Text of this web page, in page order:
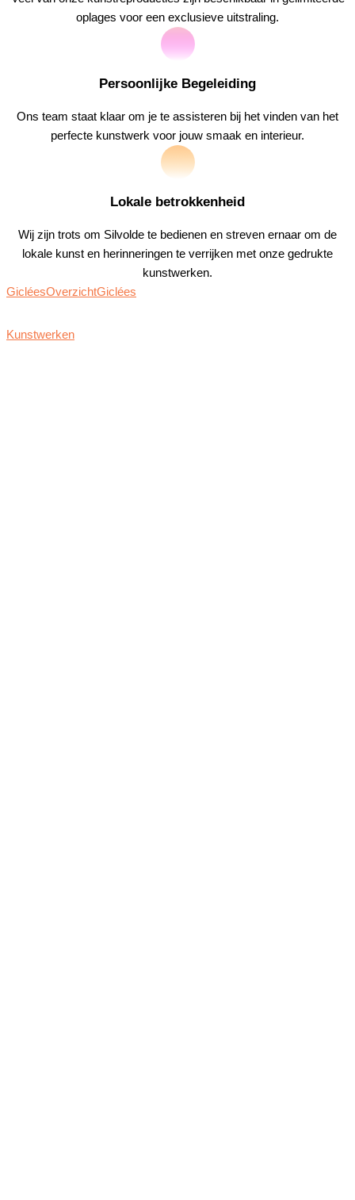
oplages voor een exclusieve uitstraling.
Persoonlijke Begeleiding
Ons team staat klaar om je te assisteren bij het vinden van het
perfecte kunstwerk voor jouw smaak en interieur.
Lokale betrokkenheid
Wij zijn trots om Silvolde te bedienen en streven ernaar om de
lokale kunst en herinneringen te verrijken met onze gedrukte
kunstwerken.
GicléesOverzichtGiclées
Kunstwerken